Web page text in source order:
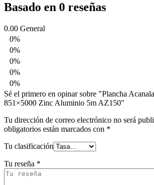
Basado en 0 reseñas
0.00 General
0%
0%
0%
0%
0%
Sé el primero en opinar sobre "Plancha
851×5000 Zinc Aluminio 5m AZ150"
Tu dirección de correo electrónico no será
obligatorios están marcados con *
Tu clasificación
Tu reseña *